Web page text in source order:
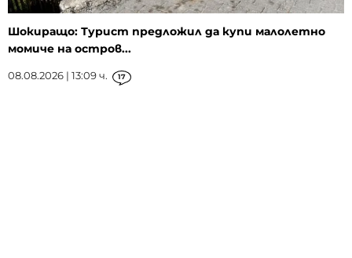
Шокиращо: Турист предложил да купи малолетно
момиче на остров...
08.08.2026 | 13:09 ч. 17